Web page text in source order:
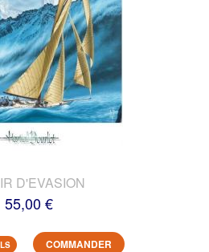
D'EVASION
55,00 €
COMMANDER